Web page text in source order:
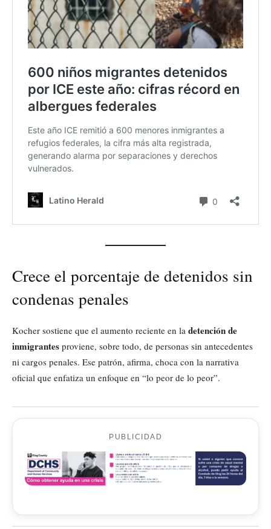
Crece el porcentaje de detenidos sin
condenas penales
Kocher sostiene que el aumento reciente en la detención de
inmigrantes proviene, sobre todo, de personas sin antecedentes
ni cargos penales. Ese patrón, afirma, choca con la narrativa
oficial que enfatiza un enfoque en “lo peor de lo peor”.
PUBLICIDAD